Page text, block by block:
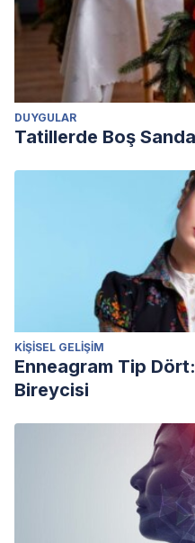
DUYGULAR
Tatillerde Boş
KIŞISEL GELIŞIM
Enneagram Tip
Bireycisi